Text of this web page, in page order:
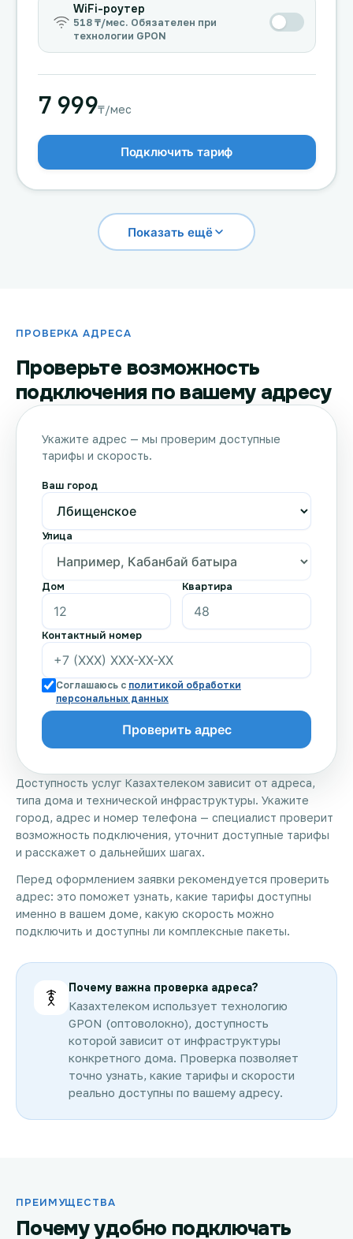
WiFi-роутер
518 ₸/мес. Обязателен при
технологии GPON
7 999₸/мес
Подключить тариф
Показать ещё
ПРОВЕРКА АДРЕСА
Проверьте возможность
подключения по вашему адресу
Доступность услуг Казахтелеком зависит от адреса,
типа дома и технической инфраструктуры. Укажите
город, адрес и номер телефона — специалист проверит
возможность подключения, уточнит доступные тарифы
и расскажет о дальнейших шагах.
Перед оформлением заявки рекомендуется проверить
адрес: это поможет узнать, какие тарифы доступны
именно в вашем доме, какую скорость можно
подключить и доступны ли комплексные пакеты.
Почему важна проверка адреса?
Казахтелеком использует технологию
GPON (оптоволокно), доступность
которой зависит от инфраструктуры
конкретного дома. Проверка позволяет
точно узнать, какие тарифы и скорости
реально доступны по вашему адресу.
Укажите адрес — мы проверим доступные
тарифы и скорость.
Ваш город
Улица
Дом Квартира
Контактный номер
Соглашаюсь с политикой обработки
персональных данных
ПРЕИМУЩЕСТВА
Почему удобно подключать